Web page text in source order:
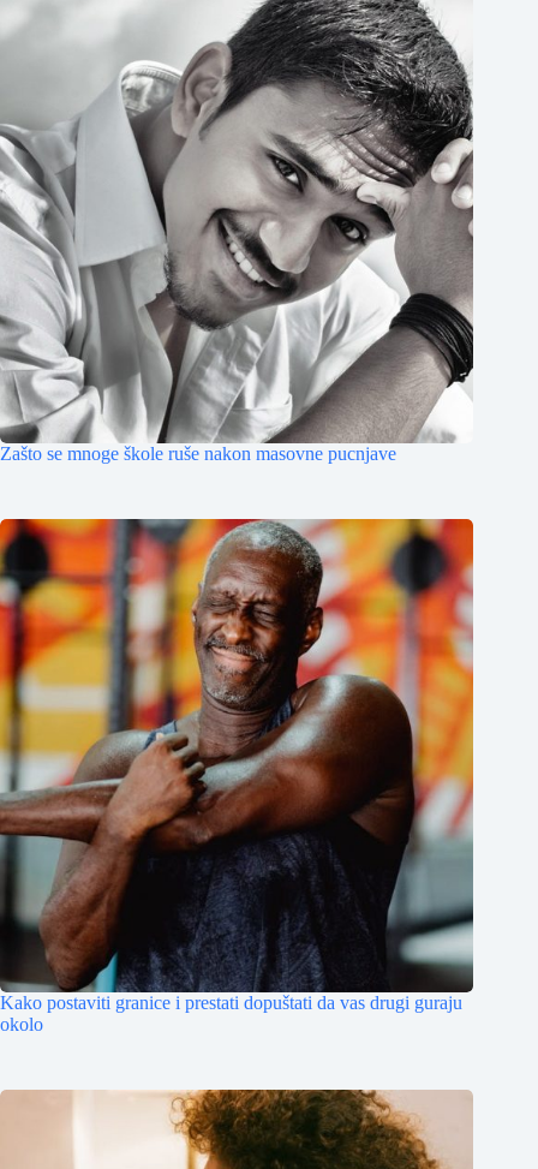
Zašto se mnoge škole ruše nakon masovne pucnjave
Kako postaviti granice i prestati dopuštati da vas drugi guraju
okolo